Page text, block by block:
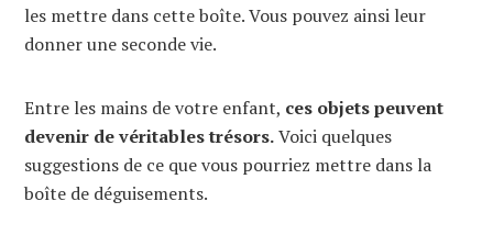
les mettre dans cette boîte. Vous pouvez ainsi leur
donner une seconde vie.
Entre les mains de votre enfant, ces objets peuvent
devenir de véritables trésors.Voici quelques
suggestions de ce que vous pourriez mettre dans la
boîte de déguisements.